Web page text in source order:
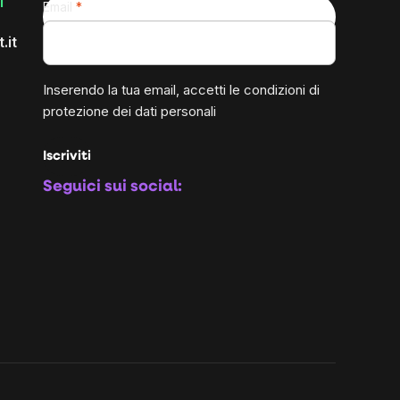
Email
Inserendo la tua email, accetti le condizioni di
protezione dei dati personali
Iscriviti
Seguici sui social: